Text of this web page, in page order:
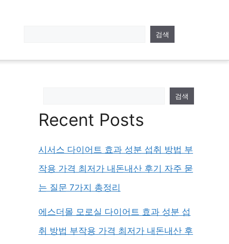
검색
검색
Recent Posts
시서스 다이어트 효과 성분 섭취 방법 부
작용 가격 최저가 내돈내산 후기 자주 묻
는 질문 7가지 총정리
에스더몰 모로실 다이어트 효과 성분 섭
취 방법 부작용 가격 최저가 내돈내산 후